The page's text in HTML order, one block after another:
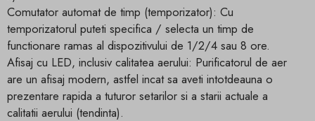
Comutator automat de timp (temporizator): Cu
temporizatorul puteti specifica / selecta un timp de
functionare ramas al dispozitivului de 1/2/4 sau 8 ore.
Afisaj cu LED, inclusiv calitatea aerului: Purificatorul de aer
are un afisaj modern, astfel incat sa aveti intotdeauna o
prezentare rapida a tuturor setarilor si a starii actuale a
calitatii aerului (tendinta).